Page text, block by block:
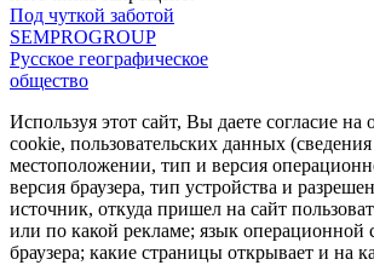
Под чуткой заботой
SEMPROGROUP
Русское географическое
общество
Используя этот сайт, Вы даете согласие на
cookie, пользовательских данных
местоположении, тип и версия
версия браузера, тип устройства и
источник, откуда пришел на сайт
или по какой рекламе; язык операционной
браузера; какие страницы открывает и на